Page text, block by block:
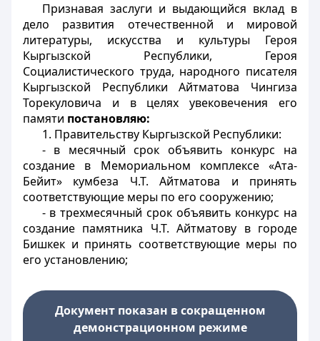
Признавая заслуги и выдающийся вклад в
дело развития отечественной и мировой
литературы, искусства и культуры Героя
Кыргызской Республики, Героя
Социалистического труда, народного писателя
Кыргызской Республики Айтматова Чингиза
Торекуловича и в целях увековечения его
памяти постановляю:
1. Правительству Кыргызской Республики:
- в месячный срок объявить конкурс на
создание в Мемориальном комплексе «Ата-
Бейит» кумбеза Ч.Т. Айтматова и принять
соответствующие меры по его сооружению;
- в трехмесячный срок объявить конкурс на
создание памятника Ч.Т. Айтматову в городе
Бишкек и принять соответствующие меры по
его установлению;
Документ показан в сокращенном
демонстрационном режиме